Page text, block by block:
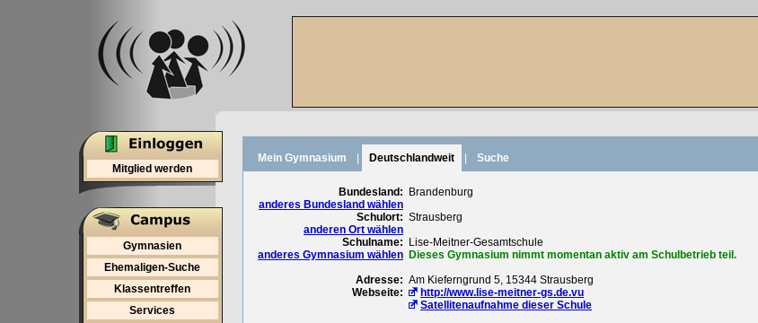
Mitglied werden
Gymnasien
Ehemaligen-Suche
Klassentreffen
Services
Mein Gymnasium Deutschlandweit Suche
Bundesland:
anderes Bundesland wählen
Brandenburg
Schulort:
anderen Ort wählen
Strausberg
Schulname:
anderes Gymnasium wählen
Lise-Meitner-Gesamtschule
Dieses Gymnasium nimmt momentan aktiv am Schulbetrieb teil.
Adresse: Am Kieferngrund 5, 15344 Strausberg
Webseite:
http://www.lise-meitner-gs.de.vu
Satellitenaufnahme dieser Schule